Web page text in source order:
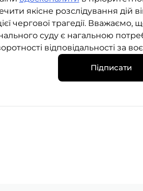
якісне розслідування дій
чергової трагедії. Вважаємо,
суду є нагальною
відповідальності за
Підписати